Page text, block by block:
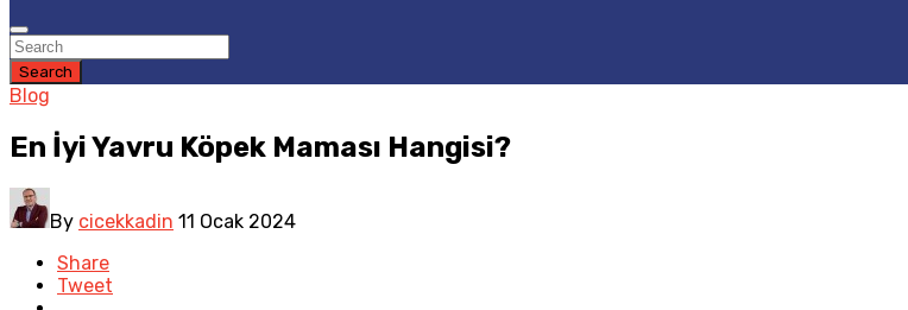
Search
Blog
En İyi Yavru Köpek Maması Hangisi?
By cicekkadin 11 Ocak 2024
Share
Tweet